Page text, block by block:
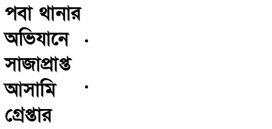
পবা থানার
অভিযানে
সাজাপ্রাপ্ত
আসামি
গ্রেপ্তার